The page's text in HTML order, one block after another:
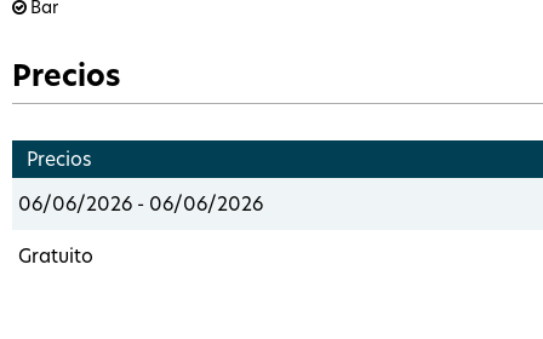
Bar
Precios
Precios
06/06/2026 - 06/06/2026
Gratuito